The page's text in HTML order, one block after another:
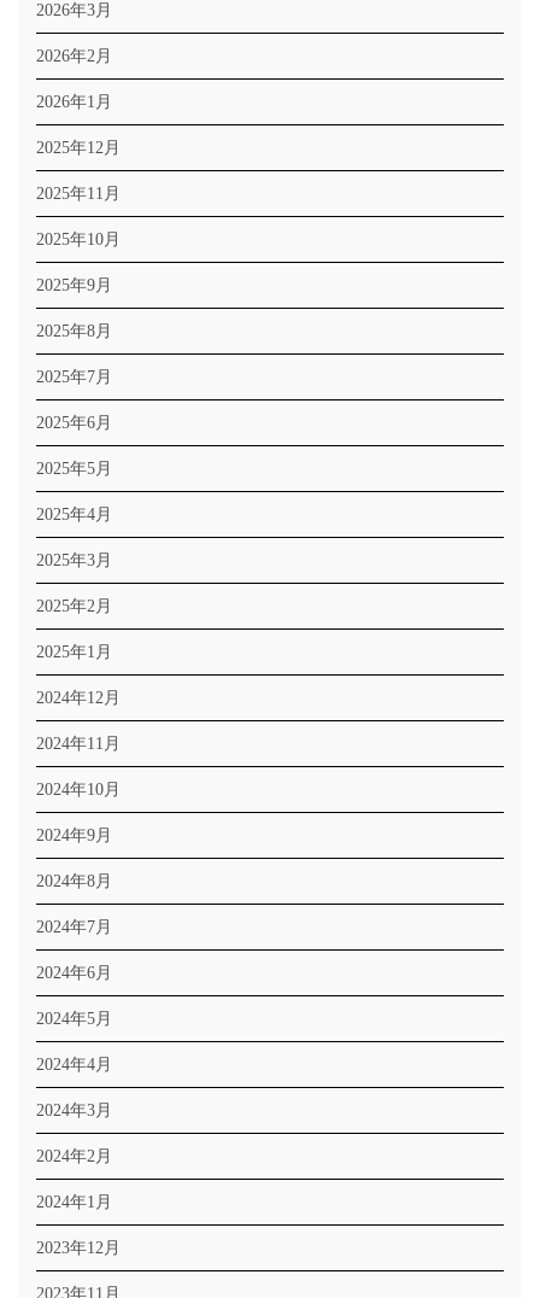
2026年3月
2026年2月
2026年1月
2025年12月
2025年11月
2025年10月
2025年9月
2025年8月
2025年7月
2025年6月
2025年5月
2025年4月
2025年3月
2025年2月
2025年1月
2024年12月
2024年11月
2024年10月
2024年9月
2024年8月
2024年7月
2024年6月
2024年5月
2024年4月
2024年3月
2024年2月
2024年1月
2023年12月
2023年11月